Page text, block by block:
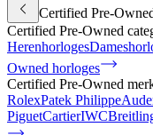
Certified Pre-
Certified Pre-Owned
Herenhorloges
Owned horloges
Certified Pre-Owned
RolexPatek Philippe
PiguetCartierIWC